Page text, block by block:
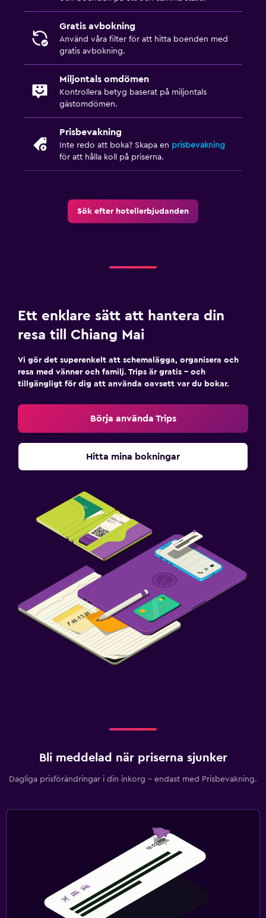
Gratis avbokning
Använd våra filter för att hitta boenden med
gratis avbokning.
Miljontals omdömen
Kontrollera betyg baserat på miljontals
gästomdömen.
Prisbevakning
Inte redo att boka? Skapa en prisbevakning
för att hålla koll på priserna.
Sök efter hotellerbjudanden
Ett enklare sätt att hantera din
resa till Chiang Mai
Vi gör det superenkelt att schemalägga, organisera och
resa med vänner och familj. Trips är gratis – och
tillgängligt för dig att använda oavsett var du bokar.
Börja använda Trips
Hitta mina bokningar
Bli meddelad när priserna sjunker
Dagliga prisförändringar i din inkorg – endast med Prisbevakning.